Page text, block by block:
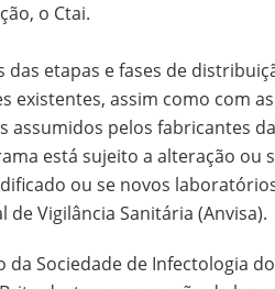
o Ctai.
das etapas e fases de
existentes, assim como com
assumidos pelos fabricantes
está sujeito a alteração ou
ou se novos
de Vigilância Sanitária (Anvisa).
da Sociedade de Infectologia